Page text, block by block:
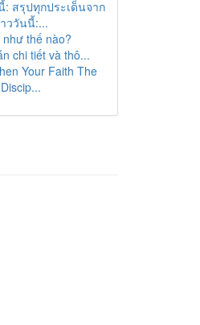
สรุปทุกประเด็นจาก
ววันนี้:...
như thế nào?
chi tiết và thô...
Your Faith The